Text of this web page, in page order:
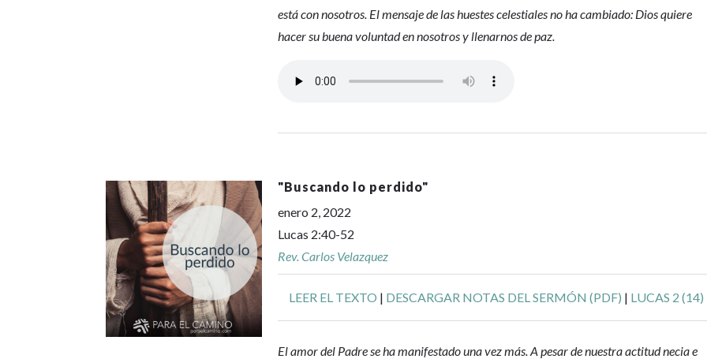
está con nosotros. El mensaje de las huestes celestiales no ha cambiado: Dios quiere
hacer su buena voluntad en nosotros y llenarnos de paz.
"Buscando lo perdido"
enero 2, 2022
Lucas 2:40-52
Rev. Carlos Velazquez
LEER EL TEXTO | DESCARGAR NOTAS DEL SERMÓN (PDF) | LUCAS 2 (14)
El amor del Padre se ha manifestado una vez más. A pesar de nuestra actitud necia e